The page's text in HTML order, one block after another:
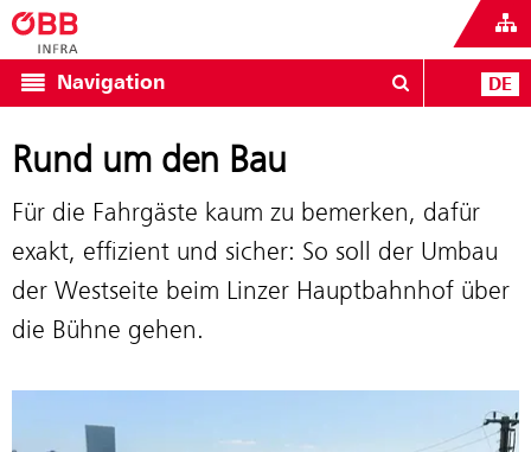
Navigation DE
Rund um den Bau
Für die Fahrgäste kaum zu bemerken, dafür
exakt, effizient und sicher: So soll der Umbau
der Westseite beim Linzer Hauptbahnhof über
die Bühne gehen.